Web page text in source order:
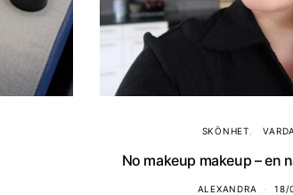
SKÖNHET
No makeup makeup – en
ALEXANDRA 18/